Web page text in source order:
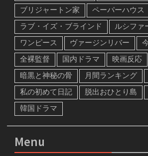
ブリジャートン家
ペーパーハウス
ラブ・イズ・ブラインド
ルシファ
ワンピース
ヴァージンリバー
全裸監督
国内ドラマ
映画反応
暗黒と神秘の骨
月間ランキング
私の初めて日記
脱出おひとり島
韓国ドラマ
Menu